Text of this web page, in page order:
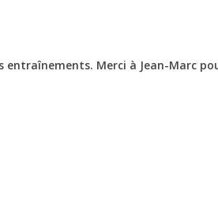
Merci à Jean-Marc